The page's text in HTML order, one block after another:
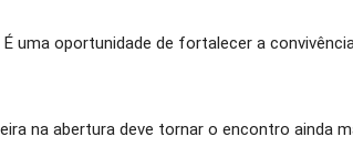
uma oportunidade de fortalecer a
na abertura deve tornar o encontro ainda